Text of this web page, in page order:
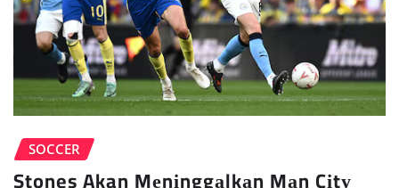
SOCCER